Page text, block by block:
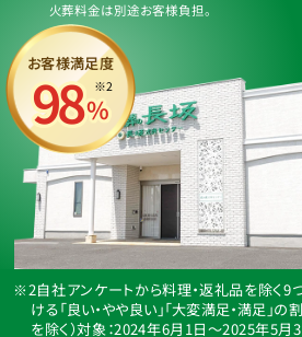
火葬料金は別途お客様負担。
お客様満足度
98%
※2
※2自社アンケートから料理・返礼品を除く9
ける「良い・やや良い」「大変満足・満足」
を除く）対象：2024年6月1日〜2025年5